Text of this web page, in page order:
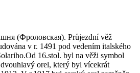
(Фроловская). Průjezdní věž
v r. 1491 pod vedením italského
16.stol. byl na věži symbol
orel, který byl vícekrát